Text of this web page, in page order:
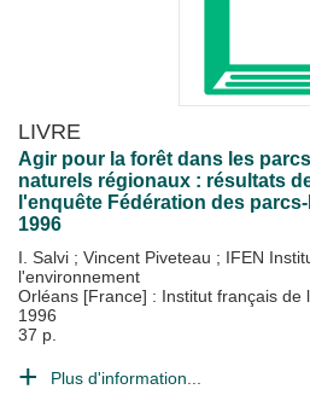
LIVRE
Agir pour la forêt dans les parcs
naturels régionaux : résultats
l'enquête Fédération des parcs-
1996
I. Salvi ; Vincent Piveteau ; IFEN
l'environnement
Orléans [France] : Institut français de
1996
37 p.
Plus d'information...